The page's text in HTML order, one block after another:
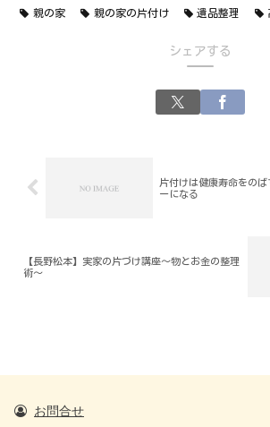
親の家 親の家の片付け 遺品整理
シェアする
片付けは健康寿命をの
ーになる
【長野松本】実家の片づけ講座～物とお金の整理
術～
お問合せ